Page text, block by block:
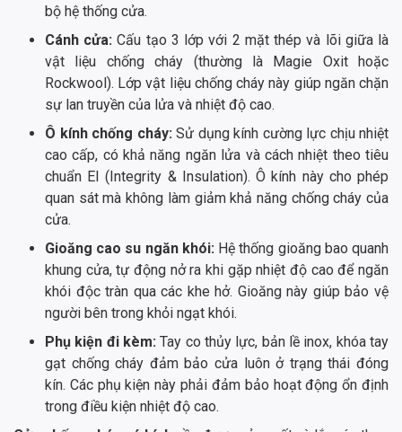
bộ hệ thống cửa.
Cánh cửa:Cấu tạo 3 lớp với 2 mặt thép và lõi giữa là
vật liệu chống cháy (thường là Magie Oxit hoặc
Rockwool). Lớp vật liệu chống cháy này giúp ngăn chặn
sự lan truyền của lửa và nhiệt độ cao.
Ô kính chống cháy: Sử dụng kính cường lực chịu nhiệt
cao cấp, có khả năng ngăn lửa và cách nhiệt theo tiêu
chuẩn EI (Integrity & Insulation). Ô kính này cho phép
quan sát mà không làm giảm khả năng chống cháy của
cửa.
Gioăng cao su ngăn khói: Hệ thống gioăng bao quanh
khung cửa, tự động nở ra khi gặp nhiệt độ cao để ngăn
khói độc tràn qua các khe hở. Gioăng này giúp bảo vệ
người bên trong khỏi ngạt khói.
Phụ kiện đi kèm: Tay co thủy lực, bản lề inox, khóa tay
gạt chống cháy đảm bảo cửa luôn ở trạng thái đóng
kín. Các phụ kiện này phải đảm bảo hoạt động ổn định
trong điều kiện nhiệt độ cao.